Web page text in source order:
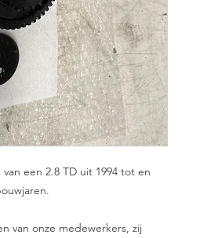
een 2.8 TD uit 1994 tot en
van onze medewerkers, zij